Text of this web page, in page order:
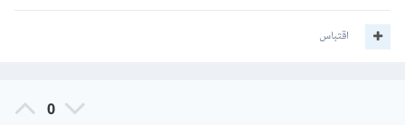
اقتباس
0